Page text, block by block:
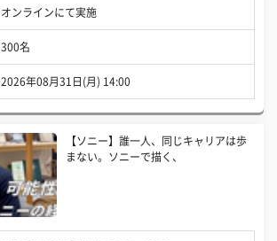
オンラインにて実施
300名
2026年08月31日(月) 14:00
【ソニー】誰一人、同じキャリアは歩
まない。ソニーで描く、